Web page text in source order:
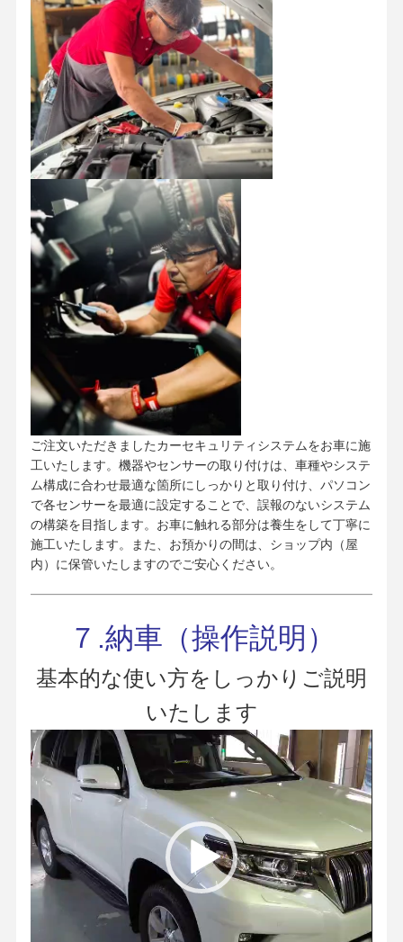
ご注文いただきましたカーセキュリティシステムをお車に施
工いたします。機器やセンサーの取り付けは、車種やシステ
ム構成に合わせ最適な箇所にしっかりと取り付け、パソコン
で各センサーを最適に設定することで、誤報のないシステム
の構築を目指します。お車に触れる部分は養生をして丁寧に
施工いたします。また、お預かりの間は、ショップ内（屋
内）に保管いたしますのでご安心ください。
７.納車（操作説明）
基本的な使い方をしっかりご説明
いたします
動
画
プ
レ
ー
ヤ
ー